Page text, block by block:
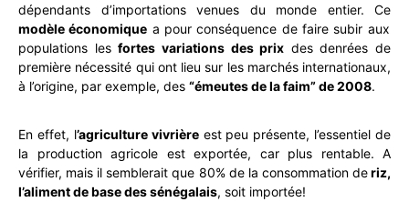
dépendants d’importations venues du monde entier. Ce
modèle économique a pour conséquence de faire subir aux
populations lesfortes variations des prix des denrées de
première nécessité qui ont lieu sur les marchés internationaux,
à l’origine, par exemple, des “émeutes de la faim” de 2008.
En effet, l’agriculture vivrièreest peu présente, l’essentiel de
la production agricole est exportée, car plus rentable. A
vérifier, mais il semblerait que 80% de la consommation deriz,
l’aliment de base des sénégalais, soit importée!